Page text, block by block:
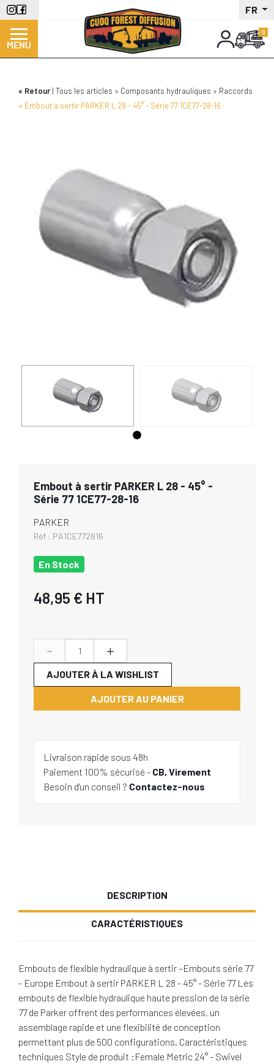
Aller
au
contenu
principal
FR
MENU
Retour Tous les articles Composants hydrauliques
Raccords
Embout à sertir PARKER L 28 - 45° - Série 77 1CE77-28-16
Embout à sertir PARKER L 28 - 45° -
Série 77 1CE77-28-16
PARKER
Réf : PA1CE772816
En Stock
48,95 € HT
- +
AJOUTER AU PANIER
AJOUTER À LA WISHLIST
Livraison rapide sous 48h
Paiement 100% sécurisé - CB, Virement
Besoin d'un conseil ? Contactez-nous
DESCRIPTION
CARACTÉRISTIQUES
Embouts de flexible hydraulique à sertir –Embouts série 77
- Europe Embout à sertir PARKER L 28 - 45° - Série 77 Les
embouts de flexible hydraulique haute pression de la série
77 de Parker offrent des performances élevées, un
assemblage rapide et une flexibilité de conception
permettant plus de 500 configurations. Caractéristiques
techniques Style de produit :Female Metric 24° - Swivel